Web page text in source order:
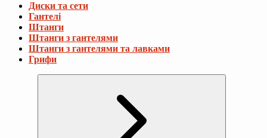
Диски та сети
Гантелі
Штанги
Штанги з гантелями
Штанги з гантелями та лавками
Грифи